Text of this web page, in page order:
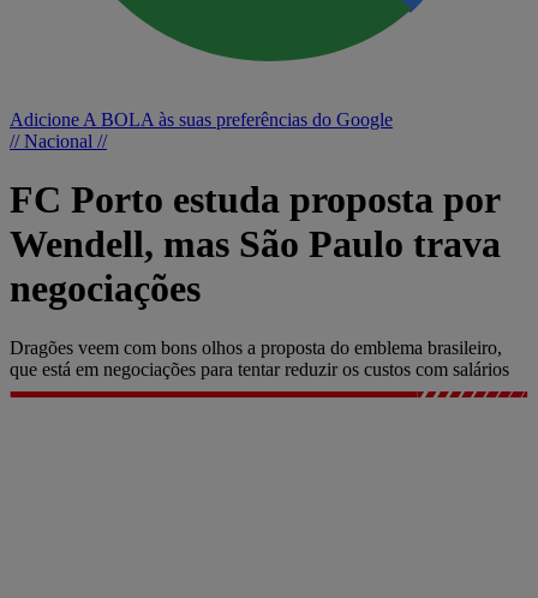
Adicione A BOLA às suas preferências do Google
// Nacional //
FC Porto estuda proposta por
Wendell, mas São Paulo trava
negociações
Dragões veem com bons olhos a proposta do emblema brasileiro,
que está em negociações para tentar reduzir os custos com salários